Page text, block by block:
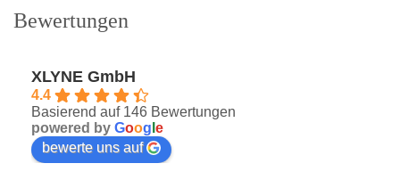
Bewertungen
XLYNE GmbH
4.4
Basierend auf 146 Bewertungen
powered by Goog e
bewerte uns auf